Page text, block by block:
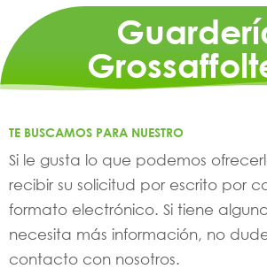
TE BUSCAMOS PARA NUESTRO
Si le gusta lo que podemos
recibir su solicitud por escrito por
formato electrónico. Si tiene
necesita más información, no
contacto con nosotros.